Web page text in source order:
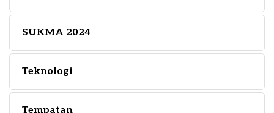
SUKMA 2024
Teknologi
Tempatan